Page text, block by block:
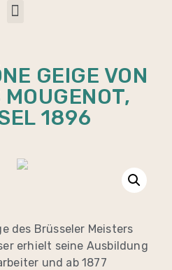
GEIGE VON
MOUGENOT,
1896
des Brüsseler Meisters
erhielt seine Ausbildung
und ab 1877